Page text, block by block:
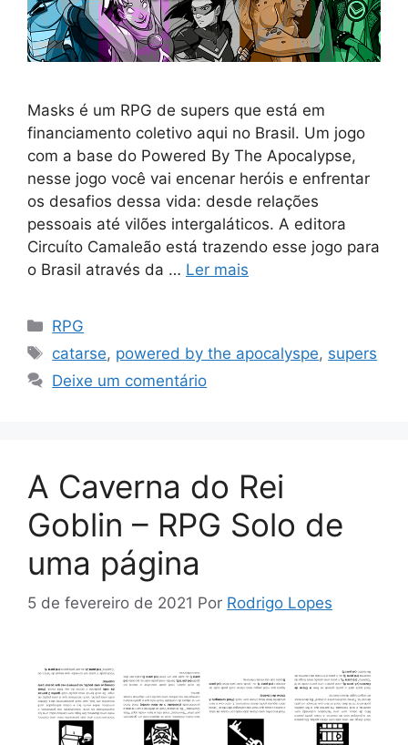
Masks é um RPG de supers que está em
financiamento coletivo aqui no Brasil. Um jogo
com a base do Powered By The Apocalypse,
nesse jogo você vai encenar heróis e enfrentar
os desafios dessa vida: desde relações
pessoais até vilões intergaláticos. A editora
Circuíto Camaleão está trazendo esse jogo para
o Brasil através da … Ler mais
Categorias
RPG
Tags
catarse, powered by the apocalyspe, supers
Deixe um comentário
A Caverna do Rei
Goblin – RPG Solo de
uma página
5 de fevereiro de 2021 Por Rodrigo Lopes